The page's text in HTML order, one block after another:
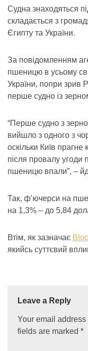
Судна знаходяться
складається з
Єгипту та України.
За повідомленням
пшеницю в усьому
України, попри зрив
перше судно із
“Перше судно з
вийшло з одного з
оскільки Київ
після провалу угоди
пшеницю впали”, –
Так, ф’ючерси на
на 1,3% – до 5,84
Втім, як зазначає
якийсь суттєвий
Leave a Reply
Your email
fields are marked *